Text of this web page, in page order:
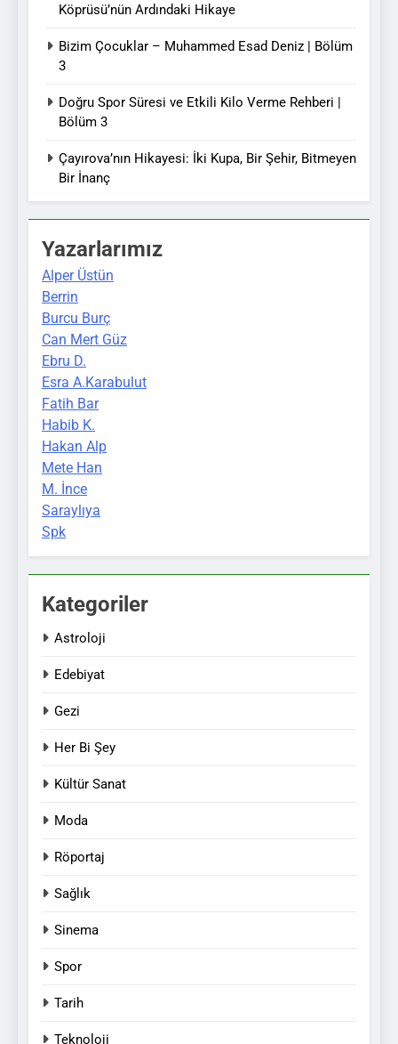
Köprüsü’nün Ardındaki Hikaye
Bizim Çocuklar – Muhammed Esad Deniz | Bölüm
3
Doğru Spor Süresi ve Etkili Kilo Verme Rehberi |
Bölüm 3
Çayırova’nın Hikayesi: İki Kupa, Bir Şehir, Bitmeyen
Bir İnanç
Yazarlarımız
Alper Üstün
Berrin
Burcu Burç
Can Mert Güz
Ebru D.
Esra A.Karabulut
Fatih Bar
Habib K.
Hakan Alp
Mete Han
M. İnce
Saraylıya
Spk
Kategoriler
Astroloji
Edebiyat
Gezi
Her Bi Şey
Kültür Sanat
Moda
Röportaj
Sağlık
Sinema
Spor
Tarih
Teknoloji